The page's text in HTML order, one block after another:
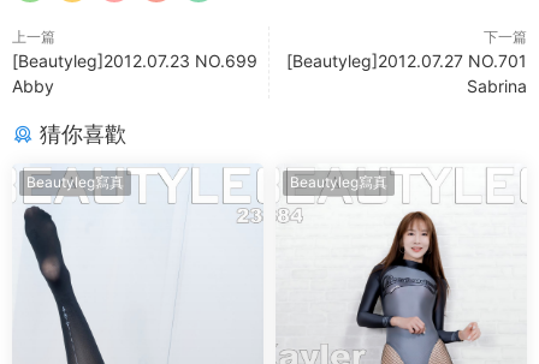
上一篇
[Beautyleg]2012.07.23 NO.699
Abby
下一篇
[Beautyleg]2012.07.27 NO.701
Sabrina
猜你喜歡
Beautyleg寫真 Beautyleg寫真